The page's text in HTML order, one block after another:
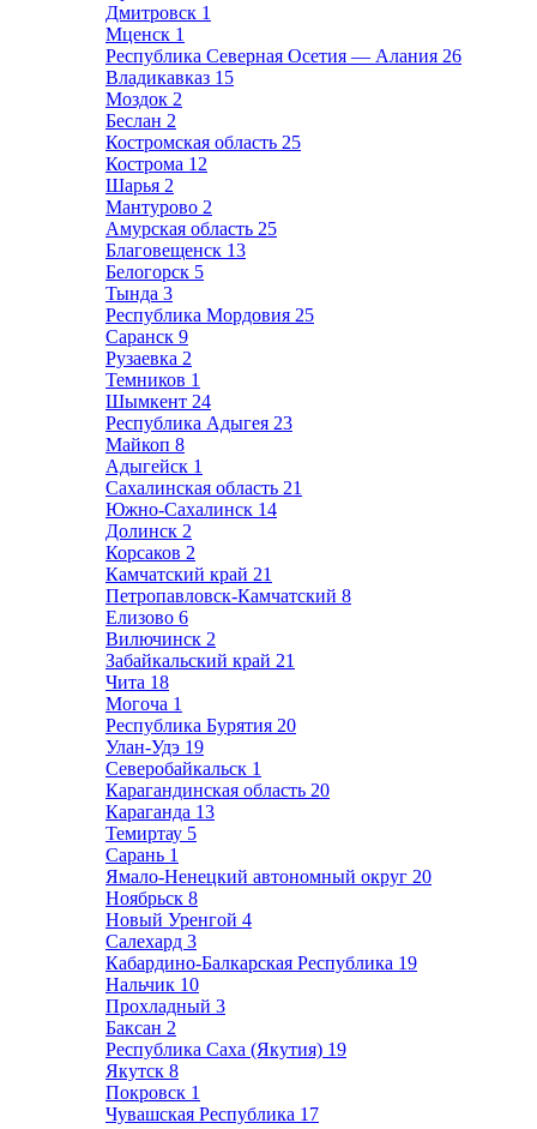
Дмитровск 1
Мценск 1
Республика Северная Осетия — Алания 26
Владикавказ 15
Моздок 2
Беслан 2
Костромская область 25
Кострома 12
Шарья 2
Мантурово 2
Амурская область 25
Благовещенск 13
Белогорск 5
Тында 3
Республика Мордовия 25
Саранск 9
Рузаевка 2
Темников 1
Шымкент 24
Республика Адыгея 23
Майкоп 8
Адыгейск 1
Сахалинская область 21
Южно-Сахалинск 14
Долинск 2
Корсаков 2
Камчатский край 21
Петропавловск-Камчатский 8
Елизово 6
Вилючинск 2
Забайкальский край 21
Чита 18
Могоча 1
Республика Бурятия 20
Улан-Удэ 19
Северобайкальск 1
Карагандинская область 20
Караганда 13
Темиртау 5
Сарань 1
Ямало-Ненецкий автономный округ 20
Ноябрьск 8
Новый Уренгой 4
Салехард 3
Кабардино-Балкарская Республика 19
Нальчик 10
Прохладный 3
Баксан 2
Республика Саха (Якутия) 19
Якутск 8
Покровск 1
Чувашская Республика 17